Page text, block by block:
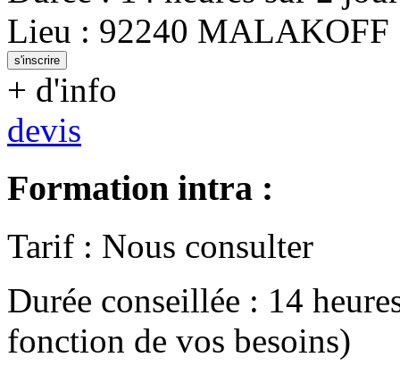
Lieu : 92240 MALAKOFF
s'inscrire
+ d'info
devis
Formation intra :
Tarif : Nous consulter
Durée conseillée : 14
fonction de vos besoins)